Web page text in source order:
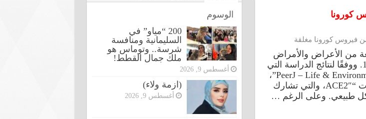
كورونا
فيروس كورونا مغلقة
من الأعراض والأمراض
التي يمكن أن تستمر لفترة طويلة بعد التعافي من كوفيد-19. ووفقًا لنتائج الدراسة التي
أجراها علماء الأحياء في أمريكا، وتم نشرها في مجلة “PeerJ – Life & Environment”،
فإن السبب هو انتهاك الفيروس للوظيفة الطبيعية لمستقبلات “ACE2″، والتي تشارك
طبيعي. وعلى الرغم …
الوسوم
200 “مياو” في
السليمانية ومنافسة
شرسة.. وتوماس هو
ملك جمال القطط!
أغسطس 9, 2026
(ازمة ولاء)
أغسطس 9, 2026